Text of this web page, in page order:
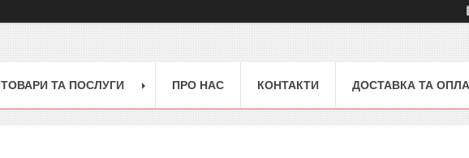
ТОВАРИ ТА ПОСЛУГИ ПРО НАС КОНТАКТИ ДОСТАВКА ТА